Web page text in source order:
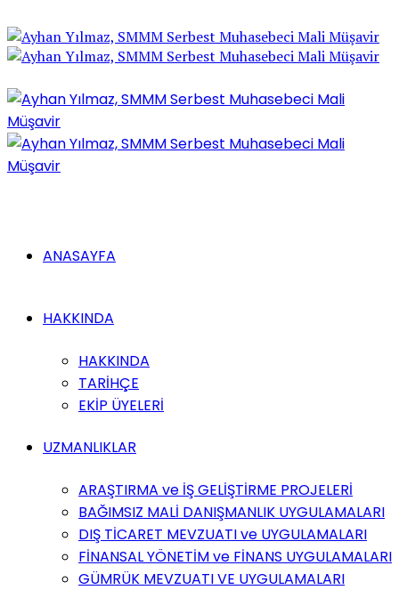
ANASAYFA
HAKKINDA
HAKKINDA
TARİHÇE
EKİP ÜYELERİ
UZMANLIKLAR
ARAŞTIRMA ve İŞ GELİŞTİRME PROJELERİ
BAĞIMSIZ MALİ DANIŞMANLIK UYGULAMALARI
DIŞ TİCARET MEVZUATI ve UYGULAMALARI
FİNANSAL YÖNETİM ve FİNANS UYGULAMALARI
GÜMRÜK MEVZUATI VE UYGULAMALARI